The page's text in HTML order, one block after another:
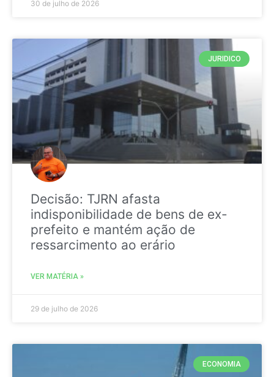
30 de julho de 2026
JURIDICO
Decisão: TJRN afasta
indisponibilidade de bens de ex-
prefeito e mantém ação de
ressarcimento ao erário
VER MATÉRIA »
29 de julho de 2026
ECONOMIA